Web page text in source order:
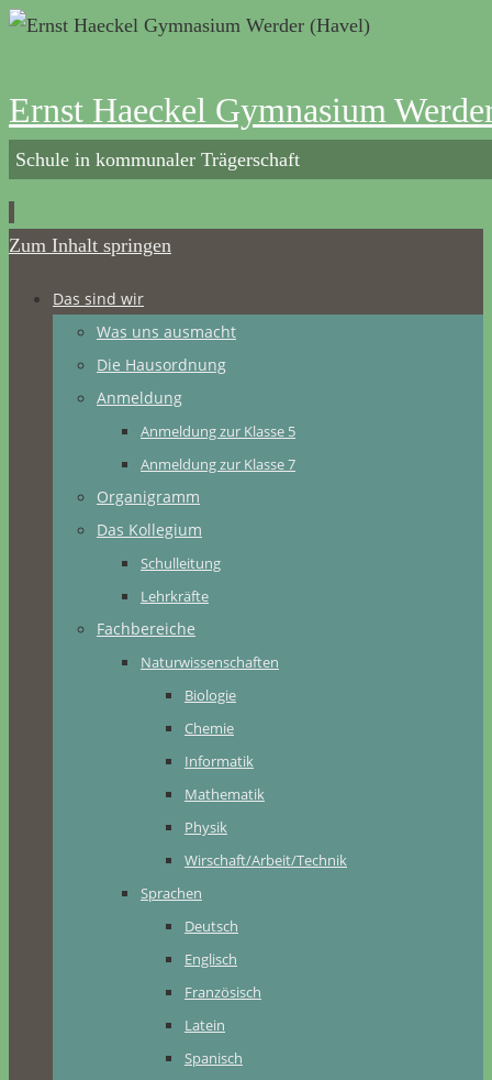
Ernst Haeckel Gymnasium
Schule in kommunaler Trägerschaft
Zum Inhalt springen
Das sind wir
Was uns ausmacht
Die Hausordnung
Anmeldung
Anmeldung zur Klasse 5
Anmeldung zur Klasse 7
Organigramm
Das Kollegium
Schulleitung
Lehrkräfte
Fachbereiche
Naturwissenschaften
Biologie
Chemie
Informatik
Mathematik
Physik
Wirschaft/Arbeit/Technik
Sprachen
Deutsch
Englisch
Französisch
Latein
Spanisch